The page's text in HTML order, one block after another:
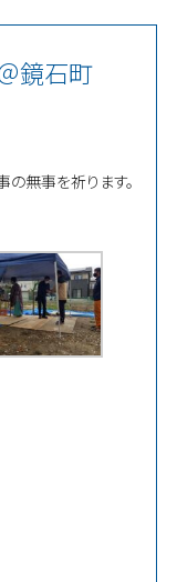
鏡石町
無事を祈ります。